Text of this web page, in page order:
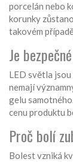
porcelán nebo
korunky
takovém
Je
LED světla jsou
nemají
gelu
cenu produktu
Proč bolí
Bolest vzniká